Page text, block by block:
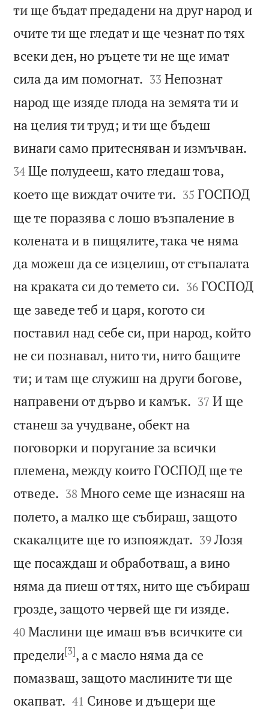
ти ще бъдат предадени на друг народ и
очите ти ще гледат и ще чезнат по тях
всеки ден, но ръцете ти не ще имат
сила да им помогнат. 

33 Непознат
народ ще изяде плода на земята ти и
на целия ти труд; и ти ще бъдеш
винаги само притесняван и измъчван.
34 Ще полудееш, като гледаш това,
което ще виждат очите ти. 

35 ГОСПОД
ще те поразява с лошо възпаление в
колената и в пищялите, така че няма
да можеш да се изцелиш, от стъпалата
на краката си до темето си. 

36 ГОСПОД
ще заведе теб и царя, когото си
поставил над себе си, при народ, който
не си познавал, нито ти, нито бащите
ти; и там ще служиш на други богове,
направени от дърво и камък. 

37 И ще
станеш за учудване, обект на
поговорки и поругание за всички
племена, между които ГОСПОД ще те
отведе. 

38 Много семе ще изнасяш на
полето, а малко ще събираш, защото
скакалците ще го изпояждат. 

39 Лозя
ще посаждаш и обработваш, а вино
няма да пиеш от тях, нито ще събираш
грозде, защото червей ще ги изяде.
40 Маслини ще имаш във всичките си
предели[3], а с масло няма да се
помазваш, защото маслините ти ще
окапват. 

41 Синове и дъщери ще